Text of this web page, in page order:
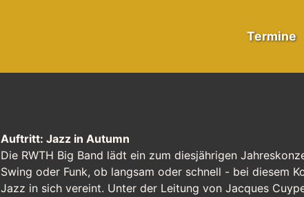
Termine
Auftritt: Jazz in Autumn
Die RWTH Big Band lädt ein zum diesjährigen
Swing oder Funk, ob langsam oder schnell - bei diesem
Jazz in sich vereint. Unter der Leitung von Jacques